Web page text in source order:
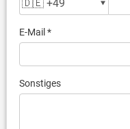
E-Mail *
Sonstiges